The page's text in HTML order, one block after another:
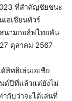
ที่สำคัญชัยชนะ
อเชียนทัวร์
นามกอล์ฟไทยคัน
ตุลาคม 2567
สิทธิเล่นเอเชีย
ด์ปีที่แล้วแต่ยังไม่
กับว่าจะได้เล่นที่